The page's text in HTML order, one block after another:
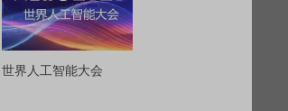
世界人工智能大会